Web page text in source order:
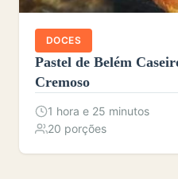
DOCES
Pastel de Belém
Cremoso
1 hora e 25 minutos
20 porções